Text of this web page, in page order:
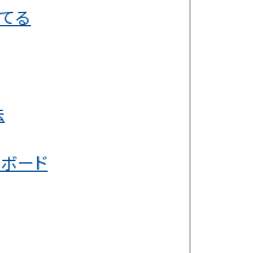
る
ボード